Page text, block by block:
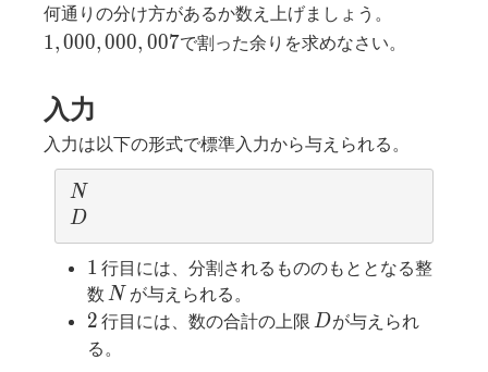
何通りの分け方があるか数え上げましょう。
1,000, 000, 007で割った余りを求めなさい。
入力
入力は以下の形式で標準入力から与えられる。
N
N
D
D
1
1 行目には、分割されるもののもととなる整
数 N
N が与えられる。
2
2 行目には、数の合計の上限 D
Dが与えられ
る。